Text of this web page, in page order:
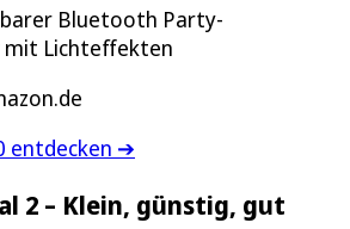
Bluetooth Party-
mit Lichteffekten
entdecken ➔
2 – Klein, günstig, gut